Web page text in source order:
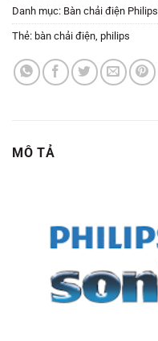
Danh mục: Bàn chải điện Philips
Thẻ: bàn chải điện, philips
MÔ TẢ